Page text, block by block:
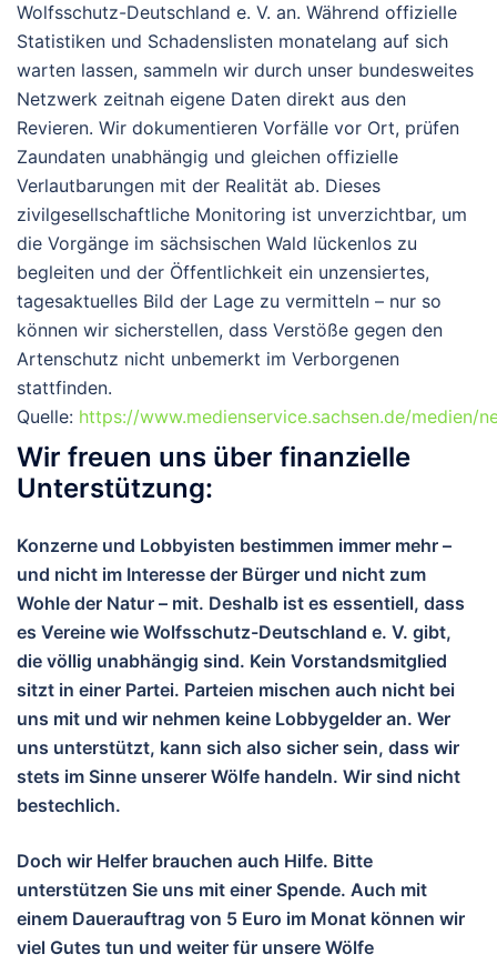
Wolfsschutz-Deutschland e. V. an. Während offizielle
Statistiken und Schadenslisten monatelang auf sich
warten lassen, sammeln wir durch unser bundesweites
Netzwerk zeitnah eigene Daten direkt aus den
Revieren. Wir dokumentieren Vorfälle vor Ort, prüfen
Zaundaten unabhängig und gleichen offizielle
Verlautbarungen mit der Realität ab. Dieses
zivilgesellschaftliche Monitoring ist unverzichtbar, um
die Vorgänge im sächsischen Wald lückenlos zu
begleiten und der Öffentlichkeit ein unzensiertes,
tagesaktuelles Bild der Lage zu vermitteln – nur so
können wir sicherstellen, dass Verstöße gegen den
Artenschutz nicht unbemerkt im Verborgenen
stattfinden.
Quelle: https://www.medienservice.sachsen.de/medien/
Wir freuen uns über finanzielle
Unterstützung:
Konzerne und Lobbyisten bestimmen immer mehr –
und nicht im Interesse der Bürger und nicht zum
Wohle der Natur – mit. Deshalb ist es essentiell, dass
es Vereine wie Wolfsschutz-Deutschland e. V. gibt,
die völlig unabhängig sind. Kein Vorstandsmitglied
sitzt in einer Partei. Parteien mischen auch nicht bei
uns mit und wir nehmen keine Lobbygelder an. Wer
uns unterstützt, kann sich also sicher sein, dass wir
stets im Sinne unserer Wölfe handeln. Wir sind nicht
bestechlich.
Doch wir Helfer brauchen auch Hilfe. Bitte
unterstützen Sie uns mit einer Spende. Auch mit
einem Dauerauftrag von 5 Euro im Monat können wir
viel Gutes tun und weiter für unsere Wölfe